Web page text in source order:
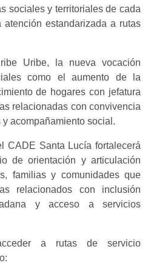
sociales y territoriales de cada
atención estandarizada a rutas
Uribe, la nueva vocación
como el aumento de la
de hogares con jefatura
relacionadas con convivencia
acompañamiento social.
CADE Santa Lucía fortalecerá
de orientación y articulación
familias y comunidades que
relacionados con inclusión
y acceso a servicios
a rutas de servicio